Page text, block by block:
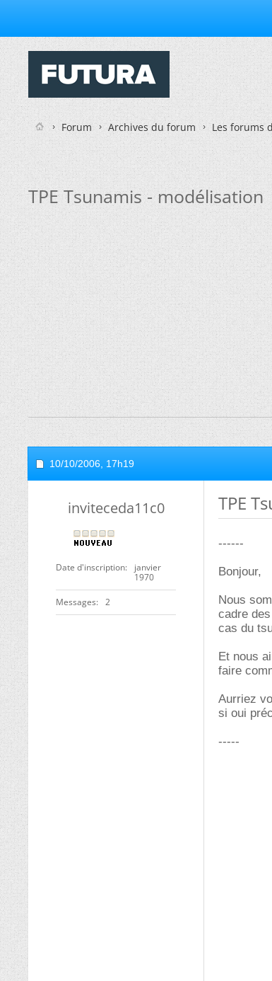
Forum Archives du forum Les forums
TPE Tsunamis - modélisation
10/10/2006, 17h19
inviteceda11c0
Date d'inscription
janvier
1970
Messages 2
TPE
------
Bonjour,
Nous
cadre
cas du
Et nous
faire
Aurriez
si oui
-----